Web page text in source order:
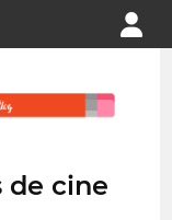
de cine